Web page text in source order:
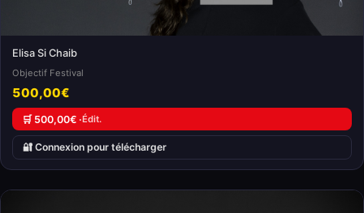
Elisa Si Chaib
Objectif Festival
500,00€
🛒 500,00€ ·Édit.
🔐 Connexion pour télécharger